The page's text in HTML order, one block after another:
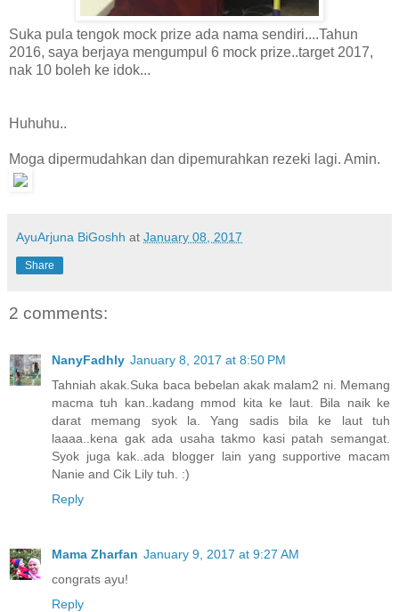
Suka pula tengok mock prize ada nama sendiri....Tahun
2016, saya berjaya mengumpul 6 mock prize..target 2017,
nak 10 boleh ke idok...
Huhuhu..
Moga dipermudahkan dan dipemurahkan rezeki lagi. Amin.
AyuArjuna BiGoshh at January 08, 2017
Share
2 comments:
NanyFadhly January 8, 2017 at 8:50 PM
Tahniah akak.Suka baca bebelan akak malam2 ni. Memang
macma tuh kan..kadang mmod kita ke laut. Bila naik ke
darat memang syok la. Yang sadis bila ke laut tuh
laaaa..kena gak ada usaha takmo kasi patah semangat.
Syok juga kak..ada blogger lain yang supportive macam
Nanie and Cik Lily tuh. :)
Reply
Mama Zharfan January 9, 2017 at 9:27 AM
congrats ayu!
Reply